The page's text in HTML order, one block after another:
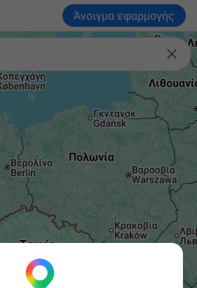
Άνοιγμα εφαρμογής
